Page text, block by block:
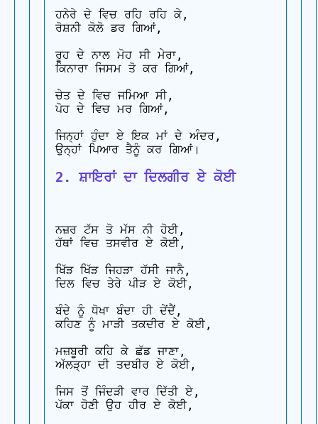
ਹਨੇਰੇ ਦੇ ਵਿਚ ਰਹਿ ਰਹਿ ਕੇ,
ਰੋਸ਼ਨੀ ਕੋਲੋ ਡਰ ਗਿਆਂ,
ਰੂਹ ਦੇ ਨਾਲ ਮੋਹ ਸੀ ਮੇਰਾ,
ਕਿਨਾਰਾ ਜਿਸਮ ਤੋ ਕਰ ਗਿਆਂ,
ਚੇਤ ਦੇ ਵਿਚ ਜਮਿਆ ਸੀ,
ਪੋਹ ਦੇ ਵਿਚ ਮਰ ਗਿਆਂ,
ਜਿਨ੍ਹਾਂ ਹੁੰਦਾ ਏ ਇਕ ਮਾਂ ਦੇ ਅੰਦਰ,
2. ਸ਼ਾਇਰਾਂ ਦਾ ਦਿਲਗੀਰ ਏ ਕੋਈ
ਨਜ਼ਰ ਟੱਸ ਤੋ ਮੱਸ ਨੀ ਹੋਈ,
ਹੱਥਾਂ ਵਿਚ ਤਸਵੀਰ ਏ ਕੋਈ,
ਖਿੱੜ ਖਿੱੜ ਜਿਹੜਾ ਹੱਸੀ ਜਾਨੈ,
ਦਿਲ ਵਿਚ ਤੇਰੇ ਪੀੜ ਏ ਕੋਈ,
ਬੰਦੇ ਨੂੰ ਧੋਖਾ ਬੰਦਾ ਹੀ ਦੇਂਦੈਂ,
ਕਹਿਣ ਨੂੰ ਮਾੜੀ ਤਕਦੀਰ ਏ ਕੋਈ,
ਮਜ਼ਬੂਰੀ ਕਹਿ ਕੇ ਛੱਡ ਜਾਣਾ,
ਅੱਲੜ੍ਹਾ ਦੀ ਤਦਬੀਰ ਏ ਕੋਈ,
ਜਿਸ ਤੋਂ ਜਿੰਦੜੀ ਵਾਰ ਦਿੱਤੀ ਏ,
ਪੱਕਾ ਹੋਣੀ ਉਹ ਹੀਰ ਏ ਕੋਈ,